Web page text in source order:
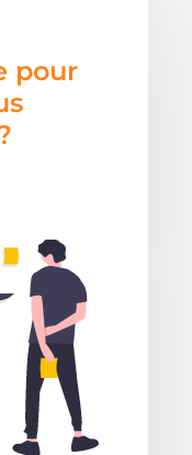
pour